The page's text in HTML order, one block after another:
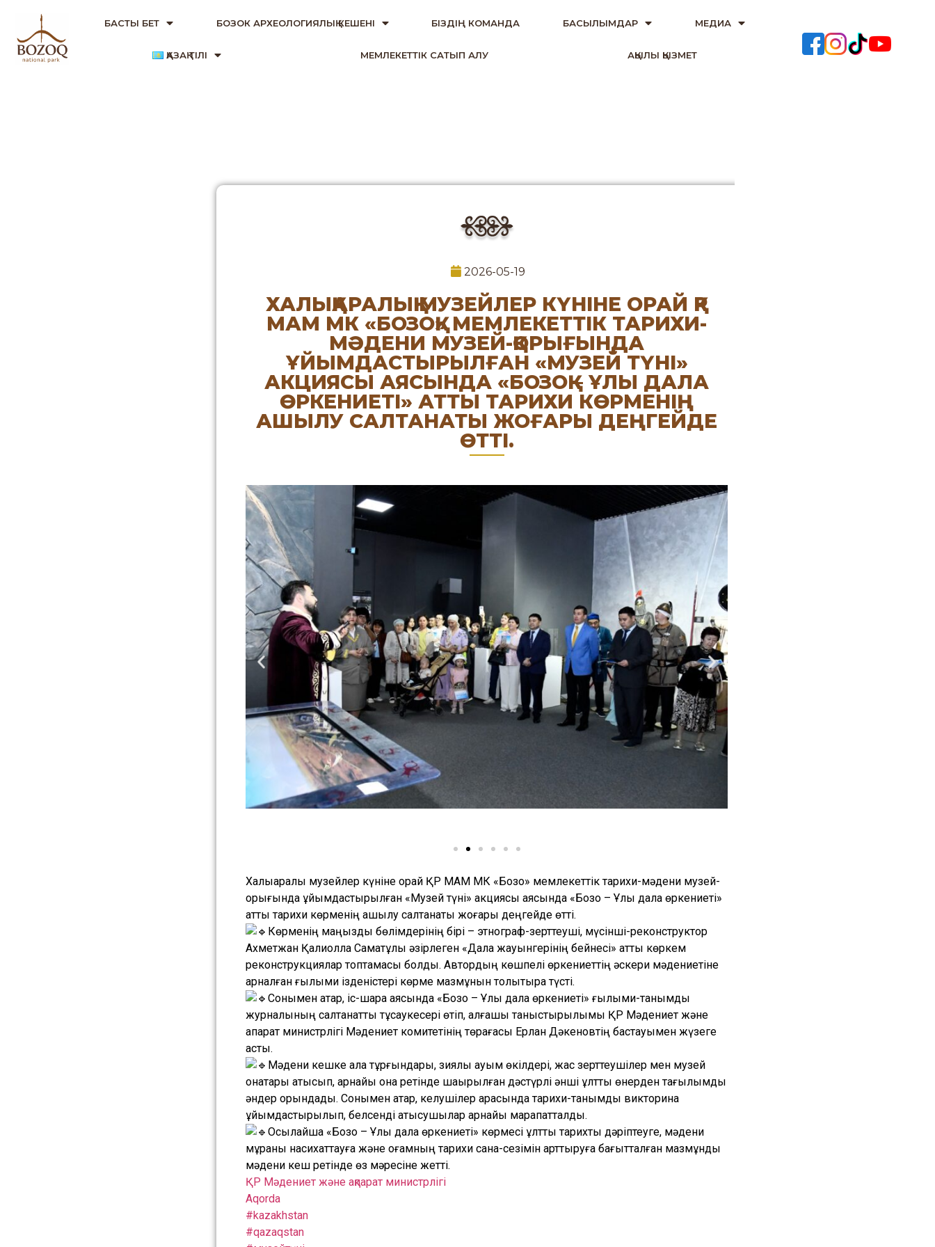
БАСТЫ БЕТ БОЗОК АРХЕОЛОГИЯЛЫҚ КЕШЕНІ БІЗДІҢ КОМАНДА БАСЫЛЫМДАР МЕДИА
ҚАЗАҚ ТІЛІ МЕМЛЕКЕТТІК САТЫП АЛУ АҚЫЛЫ ҚЫЗМЕТ
2026-05-19
ХАЛЫҚАРАЛЫҚ МУЗЕЙЛЕР КҮНІНЕ ОРАЙ ҚР
МАМ МК «БОЗОҚ» МЕМЛЕКЕТТІК ТАРИХИ-
МӘДЕНИ МУЗЕЙ-ҚОРЫҒЫНДА
ҰЙЫМДАСТЫРЫЛҒАН «МУЗЕЙ ТҮНІ»
АКЦИЯСЫ АЯСЫНДА «БОЗОҚ – ҰЛЫ ДАЛА
ӨРКЕНИЕТІ» АТТЫ ТАРИХИ КӨРМЕНІҢ
АШЫЛУ САЛТАНАТЫ ЖОҒАРЫ ДЕҢГЕЙДЕ
ӨТТІ.
Халықаралық музейлер күніне орай ҚР МАМ МК «Бозоқ» мемлекеттік тарихи-мәдени музей-
қорығында ұйымдастырылған «Музей түні» акциясы аясында «Бозоқ – Ұлы дала өркениеті»
атты тарихи көрменің ашылу салтанаты жоғары деңгейде өтті.
Көрменің маңызды бөлімдерінің бірі – этнограф-зерттеуші, мүсінші-реконструктор
Ахметжан Қалиолла Саматұлы әзірлеген «Дала жауынгерінің бейнесі» атты көркем
реконструкциялар топтамасы болды. Автордың көшпелі өркениеттің әскери мәдениетіне
арналған ғылыми ізденістері көрме мазмұнын толықтыра түсті.
Сонымен қатар, іс-шара аясында «Бозоқ – Ұлы дала өркениеті» ғылыми-танымдық
журналының салтанатты тұсаукесері өтіп, алғашқы таныстырылымы ҚР Мәдениет және
ақпарат министрлігі Мәдениет комитетінің төрағасы Ерлан Дәкеновтің бастауымен жүзеге
асты.
Мәдени кешке қала тұрғындары, зиялы қауым өкілдері, жас зерттеушілер мен музей
қонақтары қатысып, арнайы қонақ ретінде шақырылған дәстүрлі әнші ұлттық өнерден тағылымды
әндер орындады. Сонымен қатар, келушілер арасында тарихи-танымдық викторина
ұйымдастырылып, белсенді қатысушылар арнайы марапатталды.
Осылайша «Бозоқ – Ұлы дала өркениеті» көрмесі ұлттық тарихты дәріптеуге, мәдени
мұраны насихаттауға және қоғамның тарихи сана-сезімін арттыруға бағытталған мазмұнды
мәдени кеш ретінде өз мәресіне жетті.
ҚР Мәдениет және ақпарат министрлігі
Aqorda
#kazakhstan
#qazaqstan